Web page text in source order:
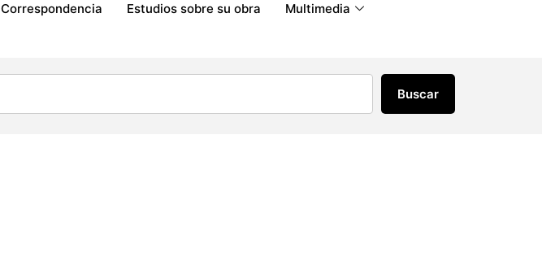
Correspondencia Estudios sobre su obra Multimedia
Buscar